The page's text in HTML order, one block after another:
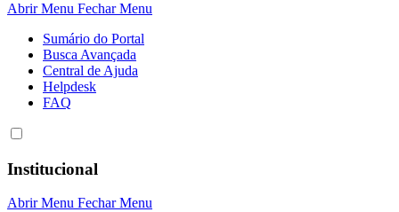
Abrir Menu Fechar Menu
Sumário do Portal
Busca Avançada
Central de Ajuda
Helpdesk
FAQ
Institucional
Abrir Menu Fechar Menu